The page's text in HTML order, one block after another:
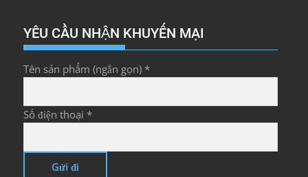
YÊU CẦU NHẬN KHUYẾN MẠI
Tên sản phẩm (ngắn gọn) *
Số điện thoại *